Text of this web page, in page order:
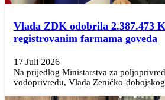
Vlada ZDK odobrila 2.387.473
registrovanim farmama goveda
17 Juli 2026
Na prijedlog Ministarstva za
vodoprivredu, Vlada Zeničko-